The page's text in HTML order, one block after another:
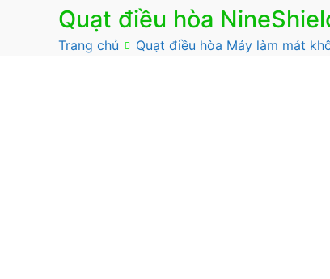
Quạt điều hòa
Trang chủ Quạt điều hòa Máy làm mát